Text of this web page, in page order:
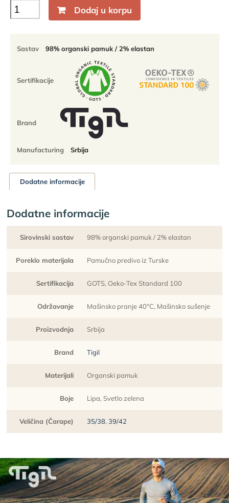
Opala
čarape
količina
Dodaj u korpu
Sastav 98% organski pamuk / 2% elastan
Sertifikacije
Brand
Manufacturing Srbija
Dodatne informacije
Dodatne informacije
Sirovinski sastav 98% organski pamuk / 2% elastan
Poreklo materijala Pamučno predivo iz Turske
Sertifikacija GOTS, Oeko-Tex Standard 100
Održavanje Mašinsko pranje 40°C, Mašinsko sušenje
Proizvodnja Srbija
Brand Tigil
Materijali Organski pamuk
Boje Lipa, Svetlo zelena
Veličina (Čarape) 35/38, 39/42